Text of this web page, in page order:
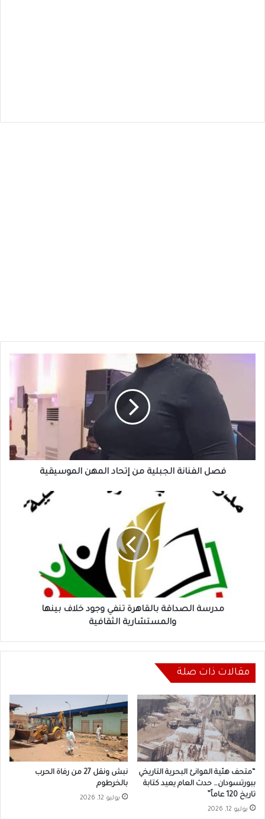
المهن
الموسيقية
فصل الفنانة الجبلية من إتحاد المهن الموسيقية
مدرسة
الصداقة
والمستشارية
مدرسة الصداقة بالقاهرة تنفي وجود خلاف بينها
والمستشارية الثقافية
مقالات ذات صلة
“متحف هئية الموانئ البحرية التاريخي
ببورتسودان… حدث العام يعيد كتابة
تاريخ 120 عاماً”
يوليو 12, 2026
نبش ونقل 27 من رفاة الحرب
بالخرطوم
يوليو 12, 2026